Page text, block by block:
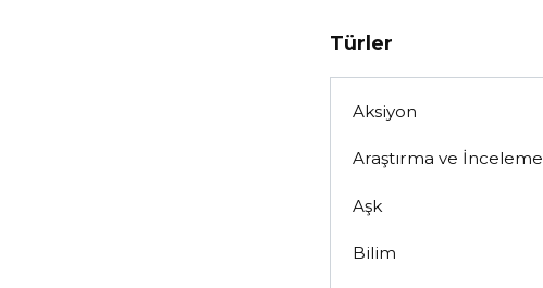
Türler
Aksiyon
Araştırma ve İnceleme
Aşk
Bilim